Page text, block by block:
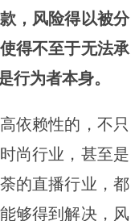
，风险得以被分
得不至于无法承
行为者本身。
依赖性的，不只
尚行业，甚至是
的直播行业，都
够得到解决，风